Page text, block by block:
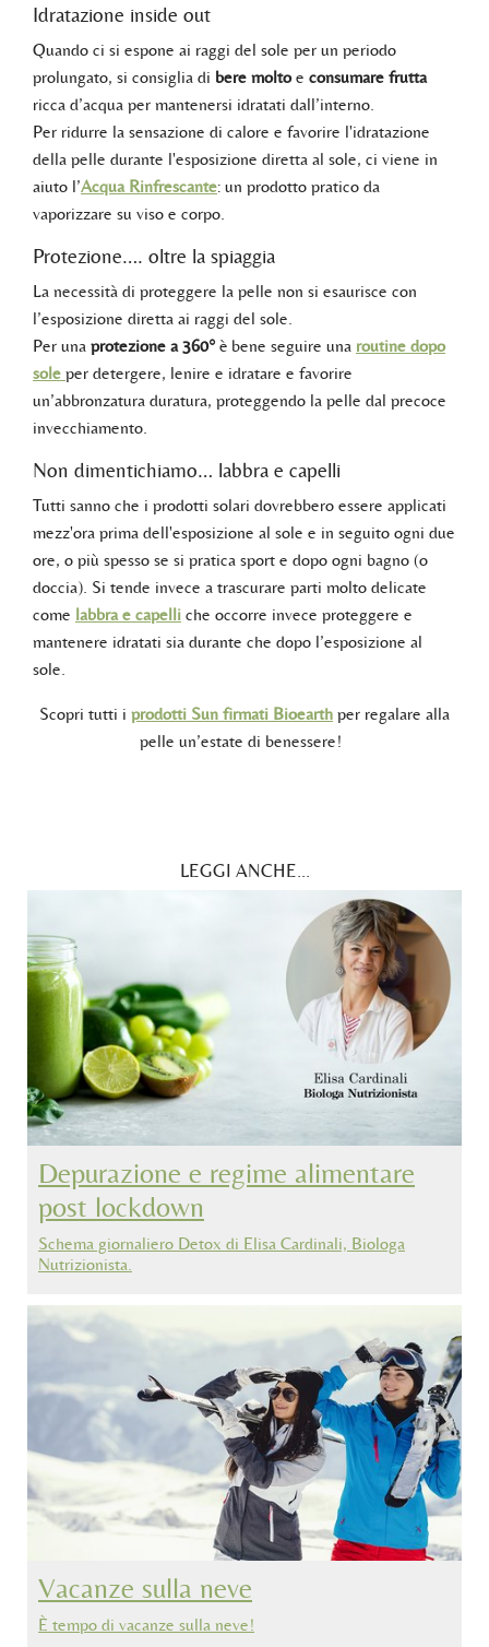
Idratazione inside out
Quando ci si espone ai raggi del sole per un periodo
prolungato, si consiglia di bere moltoe consumare frutta
ricca d’acqua per mantenersi idratati dall’interno.
Per ridurre la sensazione di calore e favorire l'idratazione
della pelle durante l'esposizione diretta al sole, ci viene in
aiuto l’Acqua Rinfrescante: un prodotto pratico da
vaporizzare su viso e corpo.
Protezione…. oltre la spiaggia
La necessità di proteggere la pelle non si esaurisce con
l’esposizione diretta ai raggi del sole.
Per una protezione a 360° è bene seguire una routine dopo
sole per detergere, lenire e idratare e favorire
un’abbronzatura duratura, proteggendo la pelle dal precoce
invecchiamento.
Non dimentichiamo… labbra e capelli
Tutti sanno che i prodotti solari dovrebbero essere applicati
mezz'ora prima dell'esposizione al sole e in seguito ogni due
ore, o più spesso se si pratica sport e dopo ogni bagno (o
doccia). Si tende invece a trascurare parti molto delicate
come labbra e capelli che occorre invece proteggere e
mantenere idratati sia durante che dopo l’esposizione al
sole.
Scopri tutti i prodotti Sun firmati Bioearth per regalare alla
pelle un’estate di benessere!
LEGGI ANCHE...
Depurazione e regime alimentare
post lockdown
Schema giornaliero Detox di Elisa Cardinali, Biologa
Nutrizionista.
Vacanze sulla neve
È tempo di vacanze sulla neve!